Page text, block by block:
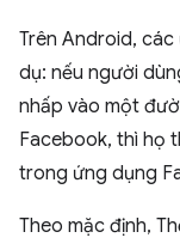
Trên Android,
dụ: nếu người
nhấp vào một
Facebook, thì họ
trong ứng dụng
Theo mặc định,